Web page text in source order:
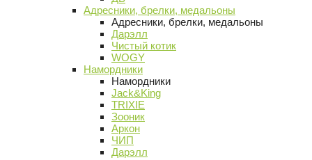
Адресники, брелки, медальоны
Адресники, брелки, медальоны
Дарэлл
Чистый котик
WOGY
Намордники
Намордники
Jack&King
TRIXIE
Зооник
Аркон
ЧИП
Дарэлл